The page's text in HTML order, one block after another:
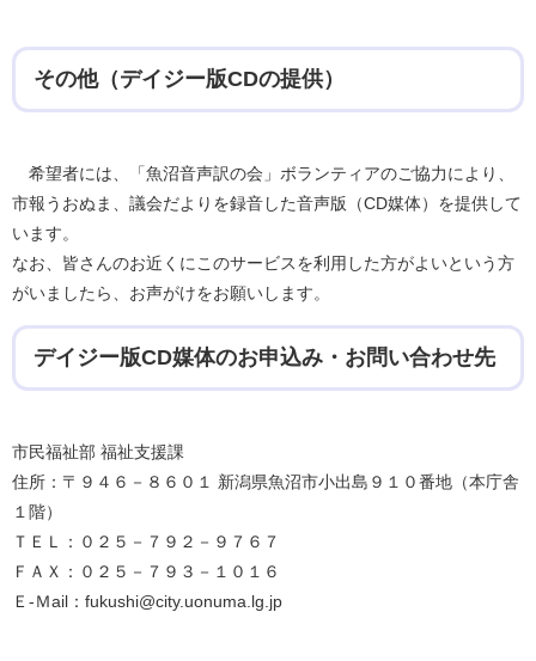
その他（デイジー版CDの提供）
希望者には、「魚沼音声訳の会」ボランティアのご協力により、
市報うおぬま、議会だよりを録音した音声版（CD媒体）を提供して
います。
なお、皆さんのお近くにこのサービスを利用した方がよいという方
がいましたら、お声がけをお願いします。
デイジー版CD媒体のお申込み・お問い合わせ先
市民福祉部 福祉支援課
住所：〒９４６－８６０１ 新潟県魚沼市小出島９１０番地（本庁舎
１階）
ＴＥＬ：０２５－７９２－９７６７
ＦＡＸ：０２５－７９３－１０１６
Ｅ-Ｍail：fukushi@city.uonuma.lg.jp